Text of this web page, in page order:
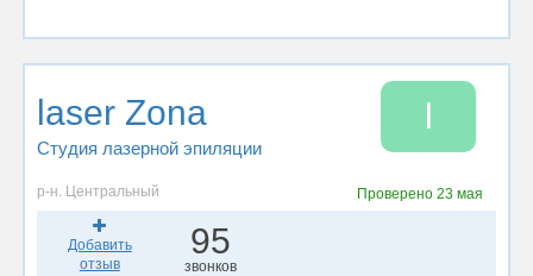
laser Zona
Студия лазерной эпиляции
l
р-н. Центральный Проверено 23 мая
Добавить
отзыв
95
звонков